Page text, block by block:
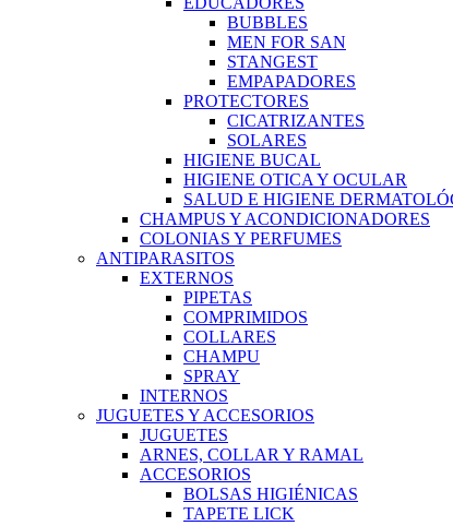
BUBBLES
MEN FOR SAN
STANGEST
EMPAPADORES
PROTECTORES
CICATRIZANTES
SOLARES
HIGIENE BUCAL
HIGIENE OTICA Y OCULAR
SALUD E HIGIENE
CHAMPUS Y ACONDICIONADORES
COLONIAS Y PERFUMES
ANTIPARASITOS
EXTERNOS
PIPETAS
COMPRIMIDOS
COLLARES
CHAMPU
SPRAY
INTERNOS
JUGUETES Y ACCESORIOS
JUGUETES
ARNES, COLLAR Y RAMAL
ACCESORIOS
BOLSAS HIGIÉNICAS
TAPETE LICK